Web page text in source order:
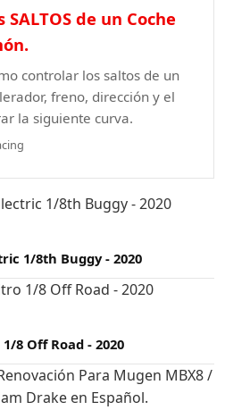
de un Coche
controlar los saltos de un
freno, dirección y el
la siguiente curva.
1/8th Buggy - 2020
8 Off Road - 2020